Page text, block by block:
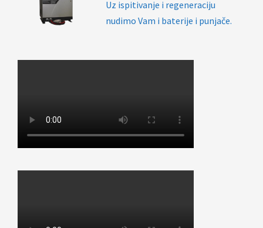
Uz ispitivanje i regeneraciju
nudimo Vam i baterije i punjače.